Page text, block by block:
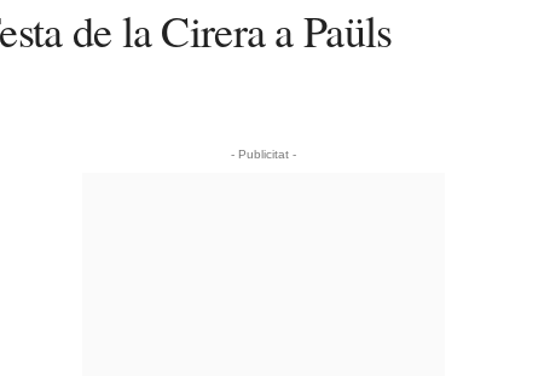
de la Cirera a Paüls
- Publicitat -